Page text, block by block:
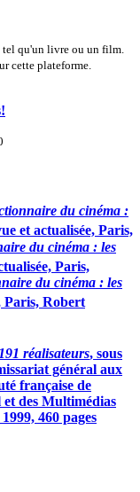
tel qu'un livre ou un film.
cette plateforme.
du cinéma :
et actualisée, Paris,
du cinéma : les
Paris,
du cinéma : les
Paris, Robert
réalisateurs, sous
général aux
française de
et des Multimédias
460 pages